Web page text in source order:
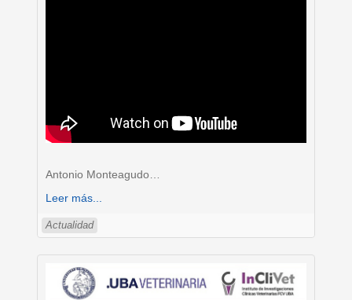
Antonio Monteagudo…
Leer más...
Actualidad